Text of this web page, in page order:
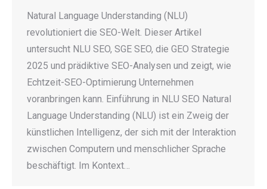
Natural Language Understanding (NLU)
revolutioniert die SEO-Welt. Dieser Artikel
untersucht NLU SEO, SGE SEO, die GEO Strategie
2025 und prädiktive SEO-Analysen und zeigt, wie
Echtzeit-SEO-Optimierung Unternehmen
voranbringen kann. Einführung in NLU SEO Natural
Language Understanding (NLU) ist ein Zweig der
künstlichen Intelligenz, der sich mit der Interaktion
zwischen Computern und menschlicher Sprache
beschäftigt. Im Kontext…